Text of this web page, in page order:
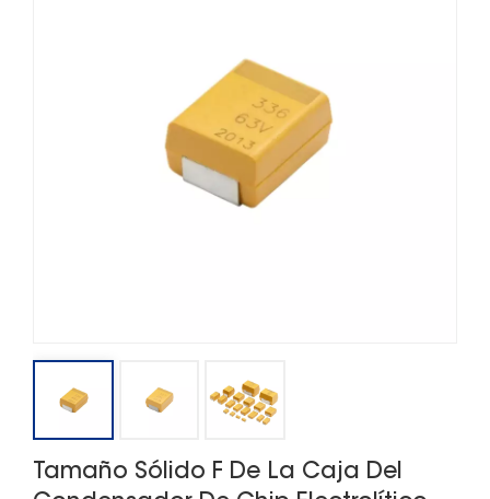
Tamaño Sólido F De La Caja Del